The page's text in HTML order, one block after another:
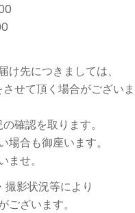
先につきましては、
せて頂く場合がございま
確認を取ります。
合も御座います。
ませ。
影状況等により
ございます。